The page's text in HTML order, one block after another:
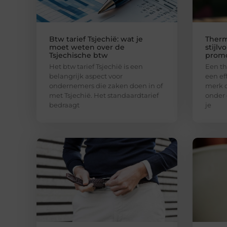
Btw tarief Tsjechië: wat je
moet weten over de
Tsjechische btw
Het btw tarief Tsjechië is een
belangrijk aspect voor
ondernemers die zaken doen in of
met Tsjechië. Het standaardtarief
bedraagt
Een
een
merk
onder
je